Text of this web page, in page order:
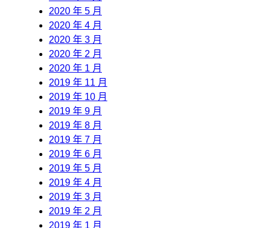
2020 年 5 月
2020 年 4 月
2020 年 3 月
2020 年 2 月
2020 年 1 月
2019 年 11 月
2019 年 10 月
2019 年 9 月
2019 年 8 月
2019 年 7 月
2019 年 6 月
2019 年 5 月
2019 年 4 月
2019 年 3 月
2019 年 2 月
2019 年 1 月